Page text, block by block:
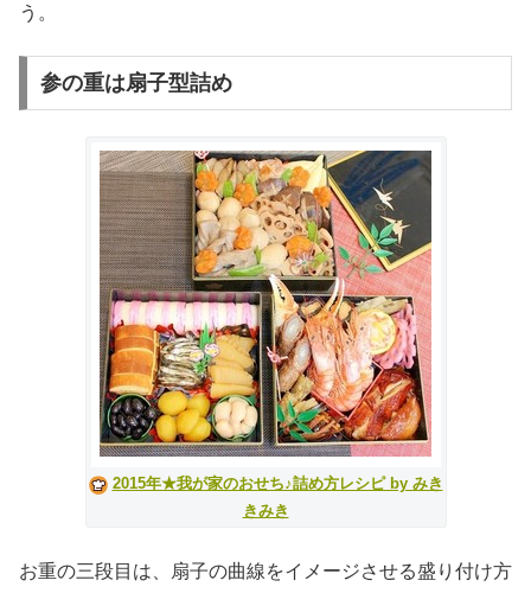
う。
参の重は扇子型詰め
2015年★我が家のおせち♪詰め方レシピ by みき
きみき
お重の三段目は、扇子の曲線をイメージさせる盛り付け方